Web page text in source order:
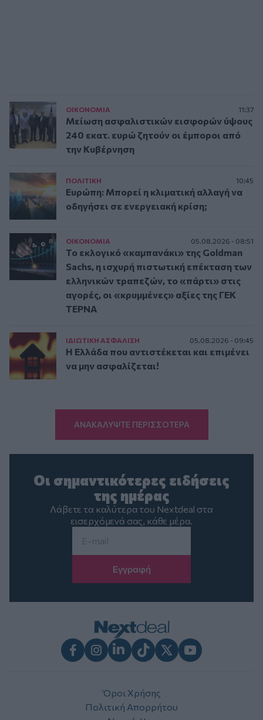
ΟΙΚΟΝΟΜΙΑ 11:37
Μείωση ασφαλιστικών εισφορών ύψους
240 εκατ. ευρώ ζητούν οι έμποροι από
την Κυβέρνηση
ΠΟΛΙΤΙΚΗ 10:45
Ευρώπη: Μπορεί η κλιματική αλλαγή να
οδηγήσει σε ενεργειακή κρίση;
ΟΙΚΟΝΟΜΙΑ 05.08.2026 - 08:51
Το εκλογικό «καμπανάκι» της Goldman
Sachs, η ισχυρή πιστωτική επέκταση των
ελληνικών τραπεζών, το «πάρτι» στις
αγορές, οι «κρυμμένες» αξίες της ΓΕΚ
ΤΕΡΝΑ
ΙΔΙΩΤΙΚΗ ΑΣΦAΛΙΣΗ 05.08.2026 - 09:45
Η Ελλάδα που αντιστέκεται και επιμένει
να μην ασφαλίζεται!
ΑΝΑΚΑΛΥΨΤΕ ΠΕΡΙΣΣΟΤΕΡΑ
Οι σημαντικότερες ειδήσεις
της ημέρας
Λάβετε τα καλύτερα του Nextdeal στα
εισερχόμενά σας, κάθε μέρα.
Όροι Χρήσης
Πολιτική Απορρήτου